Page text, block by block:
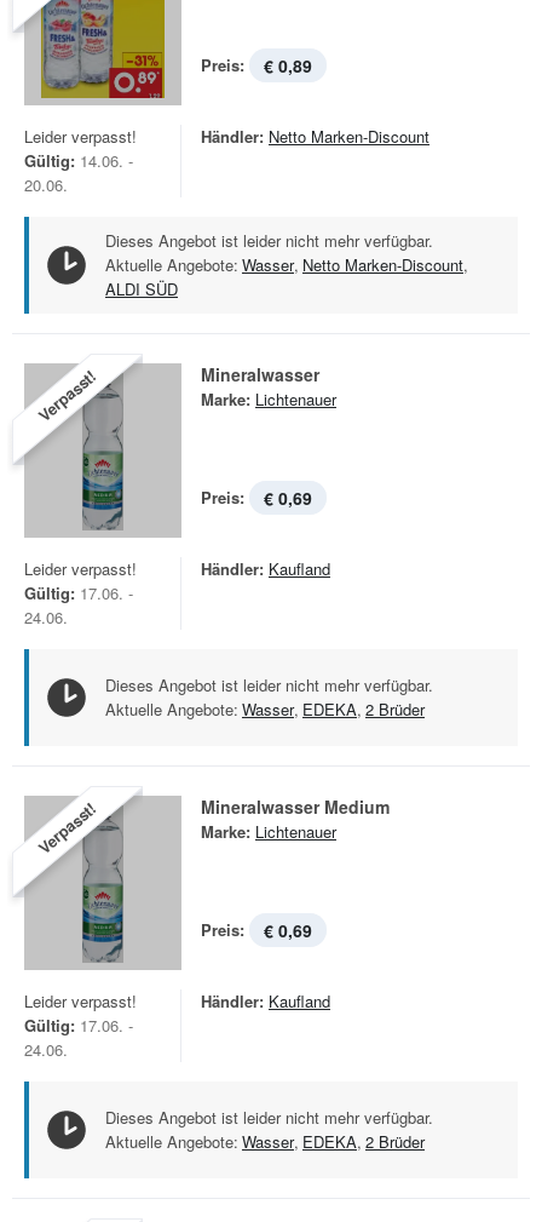
Preis: € 0,89
Leider verpasst!
Gültig: 14.06. -
20.06.
Händler: Netto Marken-Discount
Dieses Angebot ist leider nicht mehr verfügbar.
Aktuelle Angebote: Wasser, Netto Marken-Discount,
ALDI SÜD
Verpasst! Mineralwasser
Marke: Lichtenauer
Preis: € 0,69
Leider verpasst!
Gültig: 17.06. -
24.06.
Händler: Kaufland
Dieses Angebot ist leider nicht mehr verfügbar.
Aktuelle Angebote: Wasser, EDEKA, 2 Brüder
Verpasst! Mineralwasser Medium
Marke: Lichtenauer
Preis: € 0,69
Leider verpasst!
Gültig: 17.06. -
24.06.
Händler: Kaufland
Dieses Angebot ist leider nicht mehr verfügbar.
Aktuelle Angebote: Wasser, EDEKA, 2 Brüder